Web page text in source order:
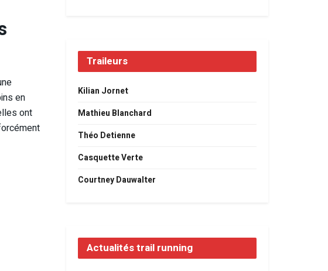
en
ont
Traileurs
Kilian Jornet
Mathieu Blanchard
Théo Detienne
Casquette Verte
Courtney Dauwalter
Actualités trail running